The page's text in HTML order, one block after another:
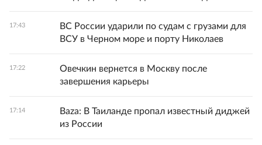
17:43
ВС России ударили по судам с грузами для
ВСУ в Черном море и порту Николаев
17:22
Овечкин вернется в Москву после
завершения карьеры
17:14
Baza: В Таиланде пропал известный диджей
из России